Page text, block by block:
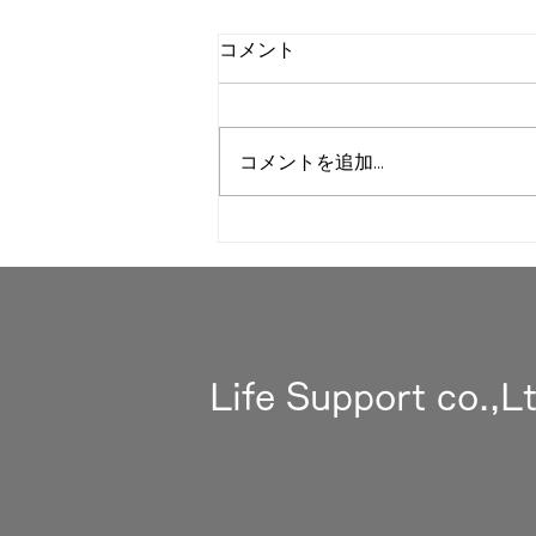
コメント
コメントを追加…
Life Support